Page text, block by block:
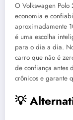
O Volkswagen
economia e
aproximadamente
é uma escolha
para o dia a dia.
carro que não é
de confiança antes
crônicos e garante
💡